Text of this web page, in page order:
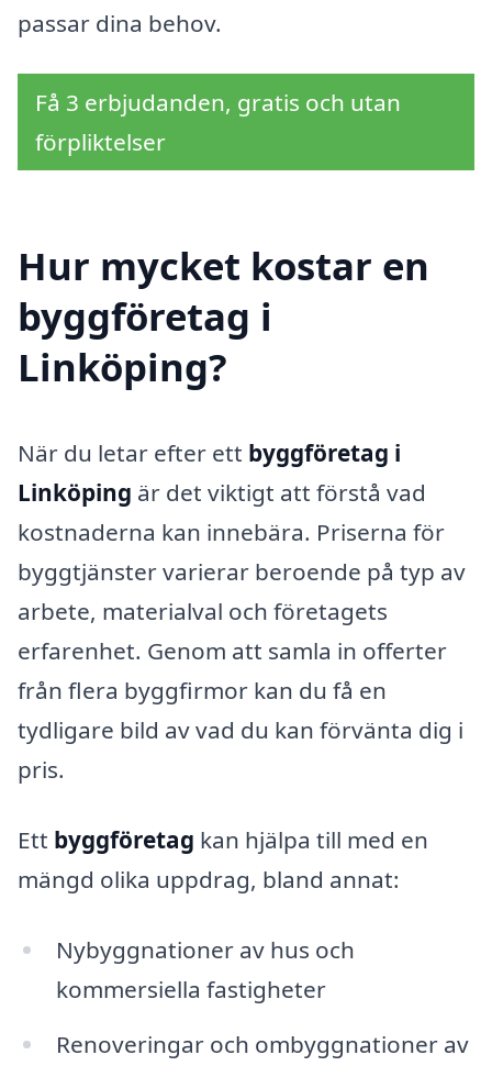
passar dina behov.
Få 3 erbjudanden, gratis och utan
förpliktelser
Hur mycket kostar en
byggföretag i
Linköping?
När du letar efter ett byggföretag i
Linköping är det viktigt att förstå vad
kostnaderna kan innebära. Priserna för
byggtjänster varierar beroende på typ av
arbete, materialval och företagets
erfarenhet. Genom att samla in offerter
från flera byggfirmor kan du få en
tydligare bild av vad du kan förvänta dig i
pris.
Ett byggföretag kan hjälpa till med en
mängd olika uppdrag, bland annat:
Nybyggnationer av hus och
kommersiella fastigheter
Renoveringar och ombyggnationer av